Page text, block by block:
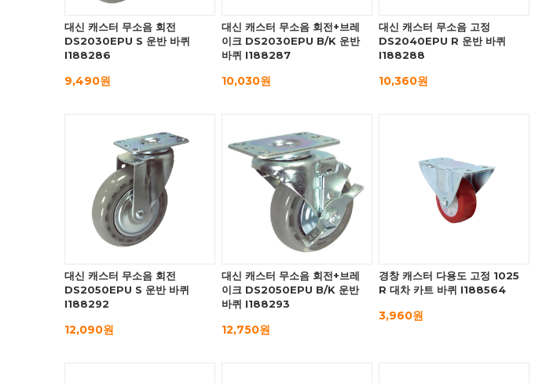
대신 캐스터 무소음 회전
DS2030EPU S 운반 바퀴
I188286
9,490원
대신 캐스터 무소음 회전+브레
이크 DS2030EPU B/K 운반
바퀴 I188287
10,030원
대신 캐스터 무소음 고정
DS2040EPU R 운반 바퀴
I188288
10,360원
대신 캐스터 무소음 회전
DS2050EPU S 운반 바퀴
I188292
12,090원
대신 캐스터 무소음 회전+브레
이크 DS2050EPU B/K 운반
바퀴 I188293
12,750원
경창 캐스터 다용도 고정 1025
R 대차 카트 바퀴 I188564
3,960원